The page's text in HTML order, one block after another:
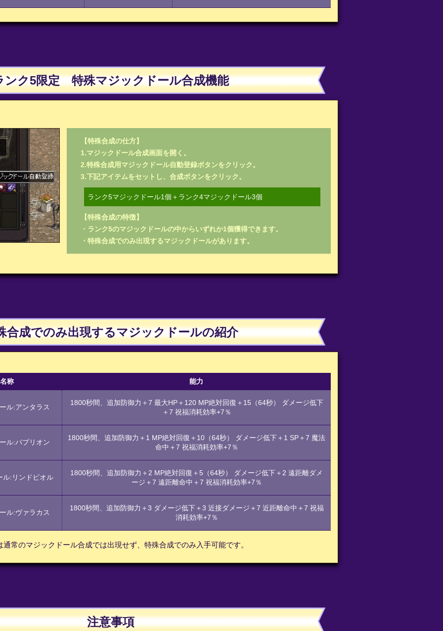
ンク5限定 特殊マジックドール合成機能
【特殊合成の仕方】
1.マジックドール合成画面を開く。
2.特殊合成用マジックドール自動登録ボタンをクリック。
3.下記アイテムをセットし、合成ボタンをクリック。
ランク5マジックドール1個＋ランク4マジックドール3個
【特殊合成の特徴】
・ランク5のマジックドールの中からいずれか1個獲得できます。
・特殊合成でのみ出現するマジックドールがあります。
合成でのみ出現するマジックドールの紹介
名称 能力
ル:アンタラス
1800秒間、追加防御力＋7 最大HP＋120 MP絶対回復＋15（64秒） ダメージ低下
＋7 祝福消耗効率+7％
ル:パプリオン
1800秒間、追加防御力＋1 MP絶対回復＋10（64秒） ダメージ低下＋1 SP＋7 魔法
命中＋7 祝福消耗効率+7％
ル:リンドビオル
1800秒間、追加防御力＋2 MP絶対回復＋5（64秒） ダメージ低下＋2 遠距離ダメ
ージ＋7 遠距離命中＋7 祝福消耗効率+7％
ル:ヴァラカス
1800秒間、追加防御力＋3 ダメージ低下＋3 近接ダメージ＋7 近距離命中＋7 祝福
消耗効率+7％
常のマジックドール合成では出現せず、特殊合成でのみ入手可能です。
注意事項